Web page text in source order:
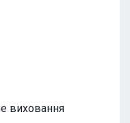
виховання